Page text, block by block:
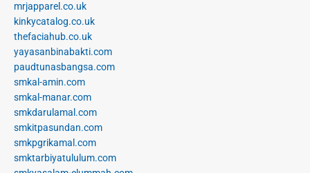
mrjapparel.co.uk
kinkycatalog.co.uk
thefaciahub.co.uk
yayasanbinabakti.com
paudtunasbangsa.com
smkal-amin.com
smkal-manar.com
smkdarulamal.com
smkitpasundan.com
smkpgrikamal.com
smktarbiyatululum.com